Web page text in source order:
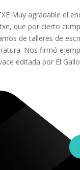
Muy agradable el
que por cierto
de talleres de
Nos firmó
editada por El